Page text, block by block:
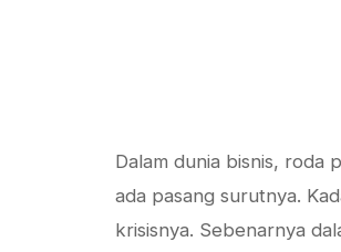
Dalam dunia bisnis, roda
ada pasang surutnya.
krisisnya. Sebenarnya